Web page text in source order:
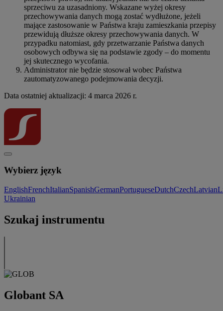
sprzeciwu za uzasadniony. Wskazane wyżej okresy
przechowywania danych mogą zostać wydłużone, jeżeli
mające zastosowanie w Państwa kraju zamieszkania przepisy
przewidują dłuższe okresy przechowywania danych. W
przypadku natomiast, gdy przetwarzanie Państwa danych
osobowych odbywa się na podstawie zgody – do momentu
jej skutecznego wycofania.
Administrator nie będzie stosował wobec Państwa
zautomatyzowanego podejmowania decyzji.
Data ostatniej aktualizacji: 4 marca 2026 r.
Wybierz język
EnglishFrenchItalianSpanishGermanPortugueseDutchCzechLatvian
Ukrainian
Szukaj instrumentu
Globant SA